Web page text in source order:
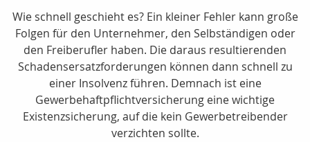
Wie schnell geschieht es? Ein kleiner Fehler kann große
Folgen für den Unternehmer, den Selbständigen oder
den Freiberufler haben. Die daraus resultierenden
Schadensersatzforderungen können dann schnell zu
einer Insolvenz führen. Demnach ist eine
Gewerbehaftpflichtversicherung eine wichtige
Existenzsicherung, auf die kein Gewerbetreibender
verzichten sollte.